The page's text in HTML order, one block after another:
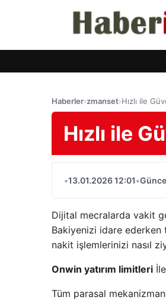
Haberler›zmanset›Hızlı ile
Hızlı ile
•13.01.2026 12:01•
Dijital mecralarda vakit
Bakiyenizi idare ederken
nakit işlemlerinizi nasıl
Onwin yatırım limitleri
Tüm parasal